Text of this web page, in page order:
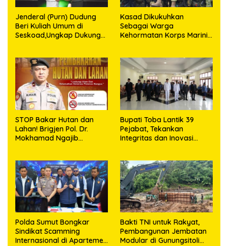
Jenderal (Purn) Dudung
Beri Kuliah Umum di
Seskoad,Ungkap Dukung
Kasad Dikukuhkan
Sebagai Warga
Kehormatan Korps Marinir
STOP Bakar Hutan dan
Lahan! Brigjen Pol. Dr.
Mokhamad Ngajib
Masa Depan!
Bupati Toba Lantik 39
Pejabat, Tekankan
Integritas dan Inovasi
Polda Sumut Bongkar
Sindikat Scamming
Internasional di Apartemen
Bakti TNI untuk Rakyat,
Pembangunan Jembatan
Modular di Gunungsitoli